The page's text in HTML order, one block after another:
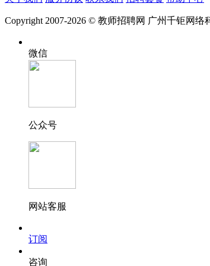
Copyright 2007-2026 © 教师招聘网 广州千钜网络
微信
公众号
网站客服
订阅
咨询